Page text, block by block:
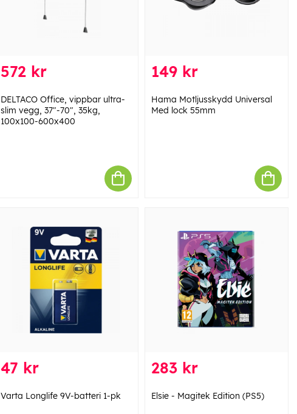
572 kr
DELTACO Office, vippbar ultra-
slim vegg, 37"-70", 35kg,
100x100-600x400
149 kr
Hama Motljusskydd Universal
Med lock 55mm
47 kr
Varta Longlife 9V-batteri 1-pk
283 kr
Elsie - Magitek Edition (PS5)